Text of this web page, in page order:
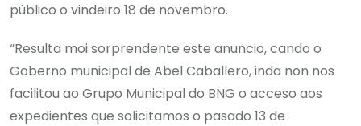
público o vindeiro 18 de novembro.
“Resulta moi sorprendente este anuncio, cando o
Goberno municipal de Abel Caballero, inda non nos
facilitou ao Grupo Municipal do BNG o acceso aos
expedientes que solicitamos o pasado 13 de